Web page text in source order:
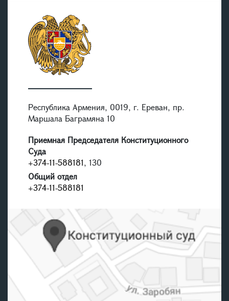
Республика Армения, 0019, г. Ереван, пр.
Маршала Баграмяна 10
Приемная Председателя Конституционного
Суда
+374-11-588181, 130
Общий отдел
+374-11-588181